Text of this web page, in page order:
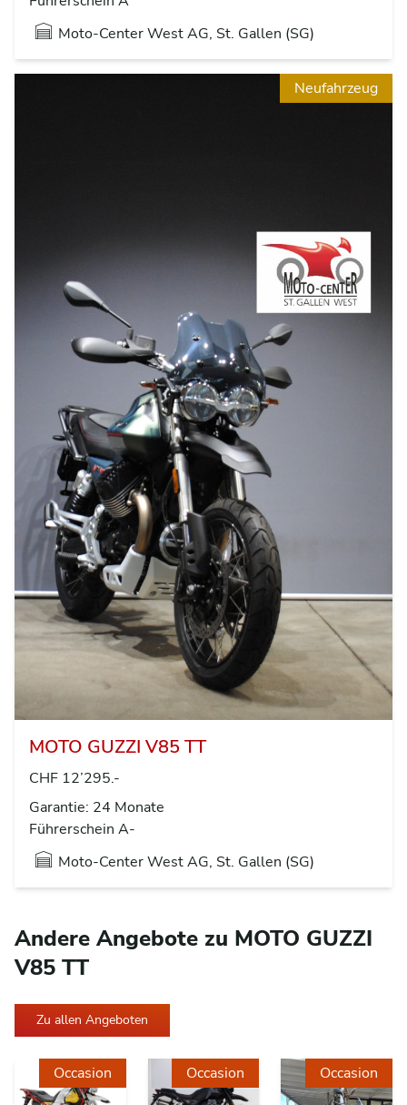
Moto-Center West AG, St. Gallen (SG)
Neufahrzeug
MOTO GUZZI V85 TT
CHF 12’295.-
Garantie: 24 Monate
Führerschein A-
Moto-Center West AG, St. Gallen (SG)
Andere Angebote zu MOTO GUZZI
V85 TT
Zu allen Angeboten
Occasion Occasion Occasion